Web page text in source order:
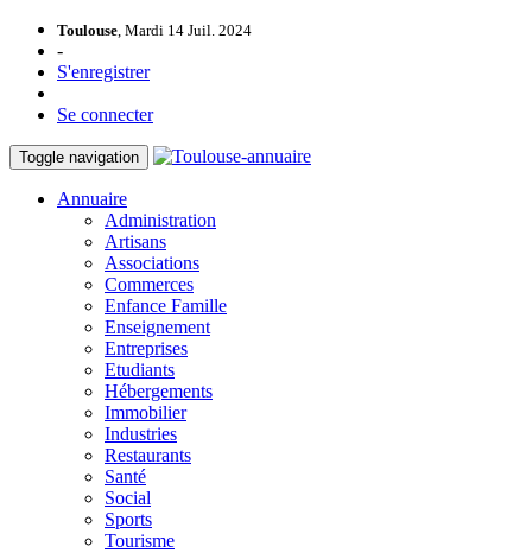
Toulouse, Mardi 14 Juil. 2024
-
S'enregistrer
Se connecter
Toggle navigation
Annuaire
Administration
Artisans
Associations
Commerces
Enfance Famille
Enseignement
Entreprises
Etudiants
Hébergements
Immobilier
Industries
Restaurants
Santé
Social
Sports
Tourisme